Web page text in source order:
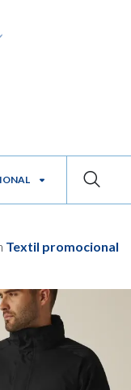
Textil promocional